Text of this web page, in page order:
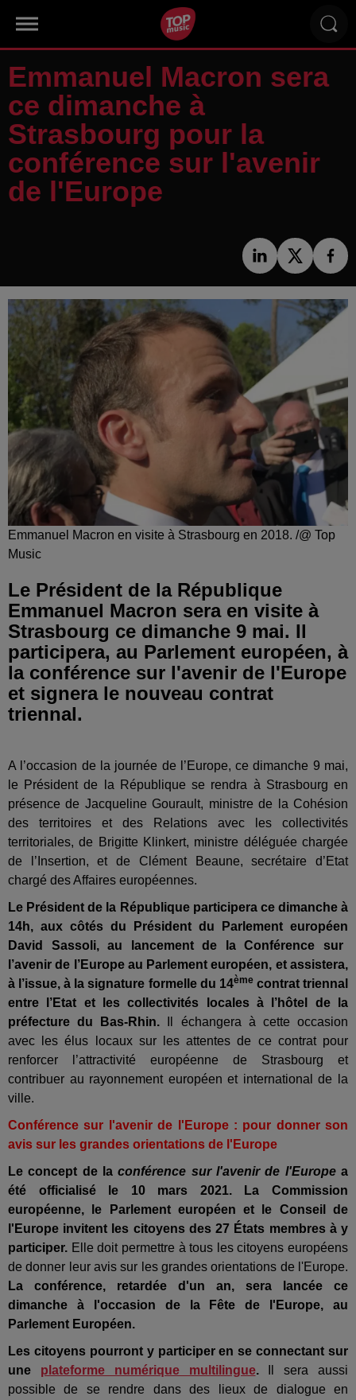
Emmanuel Macron sera
ce dimanche à
Strasbourg pour la
conférence sur l'avenir
de l'Europe
Emmanuel Macron en visite à Strasbourg en 2018. /@ Top
Music
Le Président de la République
Emmanuel Macron sera en visite à
Strasbourg ce dimanche 9 mai. Il
participera, au Parlement européen, à
la conférence sur l'avenir de l'Europe
et signera le nouveau contrat
triennal.
A l’occasion de la journée de l’Europe, ce dimanche 9 mai,
le Président de la République se rendra à Strasbourg en
présence de Jacqueline Gourault, ministre de la Cohésion
des territoires et des Relations avec les collectivités
territoriales, de Brigitte Klinkert, ministre déléguée chargée
de l’Insertion, et de Clément Beaune, secrétaire d’Etat
chargé des Affaires européennes.
Le Président de la République participera ce dimanche à
14h, aux côtés du Président du Parlement européen
David Sassoli, au lancement de la Conférence sur
l’avenir de l’Europe au Parlement européen, et assistera,
à l’issue, à la signature formelle du 14èmecontrat triennal
entre l’Etat et les collectivités locales à l’hôtel de la
préfecture du Bas-Rhin. Il échangera à cette occasion
avec les élus locaux sur les attentes de ce contrat pour
renforcer l’attractivité européenne de Strasbourg et
contribuer au rayonnement européen et international de la
ville.
Conférence sur l'avenir de l'Europe : pour donner son
avis sur les grandes orientations de l'Europe
Le concept de laconférence sur l'avenir de l'Europea
été officialisé le 10 mars 2021. La Commission
européenne, le Parlement européen et le Conseil de
l'Europe invitent les citoyens des 27 États membres à y
participer. Elle doit permettre à tous les citoyens européens
de donner leur avis sur les grandes orientations de l'Europe.
La conférence, retardée d'un an, sera lancée ce
dimanche à l'occasion de la Fête de l'Europe, au
Parlement Européen.
Les citoyens pourront y participer en se connectant sur
une plateforme numérique multilingue.
Il sera aussi
possible de se rendre dans des lieux de dialogue en